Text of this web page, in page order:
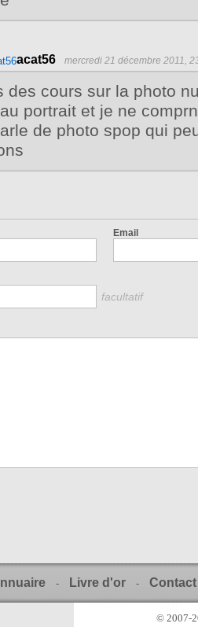
acat56 mercredi 21 décembre 2011,
des cours sur la photo
portrait et je ne
de photo spop qui
Email
facultatif
- Livre d'or - Contact
© 2007-